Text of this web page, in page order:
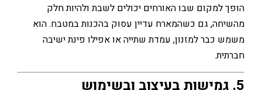
שבו האורחים יכולים לשבת ולהיות חלק
גם כשהמארח עדיין עסוק בהכנות במטבח. הוא
למזנון, עמדת שתייה או אפילו פינת ישיבה